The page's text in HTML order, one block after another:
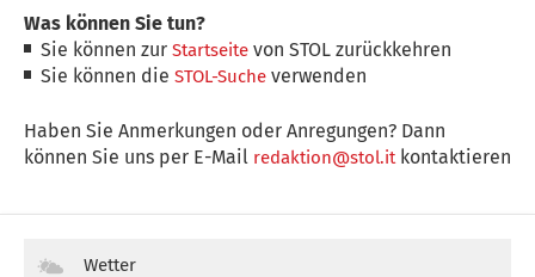
Was können Sie tun?
Sie können zurStartseite von STOL zurückkehren
Sie können dieSTOL-Suche verwenden
Haben Sie Anmerkungen oder Anregungen? Dann
können Sie uns per E-Mail redaktion@stol.itkontaktieren
Wetter